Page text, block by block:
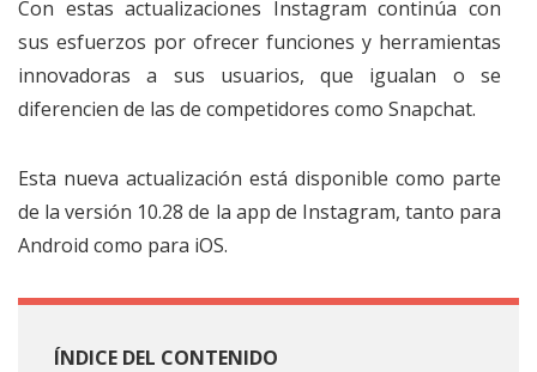
Con estas actualizaciones Instagram continúa con
sus esfuerzos por ofrecer funciones y herramientas
innovadoras a sus usuarios, que igualan o se
diferencien de las de competidores como Snapchat.
Esta nueva actualización está disponible como parte
de la versión 10.28 de la app de Instagram, tanto para
Android como para iOS.
ÍNDICE DEL CONTENIDO